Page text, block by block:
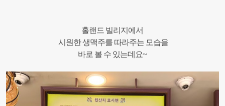
홀랜드 빌리지에서
시원한 생맥주를 따라주는 모습을
바로 볼 수 있는데요~